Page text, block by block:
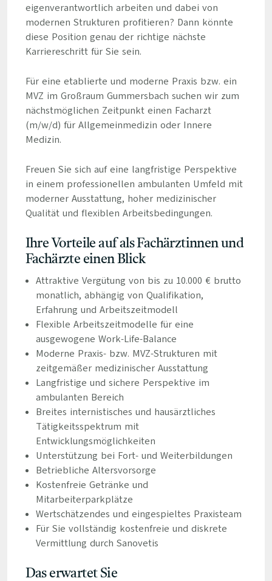
eigenverantwortlich arbeiten und dabei von
modernen Strukturen profitieren? Dann könnte
diese Position genau der richtige nächste
Karriereschritt für Sie sein.
Für eine etablierte und moderne Praxis bzw. ein
MVZ im Großraum Gummersbach suchen wir zum
nächstmöglichen Zeitpunkt einen Facharzt
(m/w/d) für Allgemeinmedizin oder Innere
Medizin.
Freuen Sie sich auf eine langfristige Perspektive
in einem professionellen ambulanten Umfeld mit
moderner Ausstattung, hoher medizinischer
Qualität und flexiblen Arbeitsbedingungen.
Ihre Vorteile auf als Fachärztinnen und
Fachärzte einen Blick
Attraktive Vergütung von bis zu 10.000 € brutto
monatlich, abhängig von Qualifikation,
Erfahrung und Arbeitszeitmodell
Flexible Arbeitszeitmodelle für eine
ausgewogene Work-Life-Balance
Moderne Praxis- bzw. MVZ-Strukturen mit
zeitgemäßer medizinischer Ausstattung
Langfristige und sichere Perspektive im
ambulanten Bereich
Breites internistisches und hausärztliches
Tätigkeitsspektrum mit
Entwicklungsmöglichkeiten
Unterstützung bei Fort- und Weiterbildungen
Betriebliche Altersvorsorge
Kostenfreie Getränke und
Mitarbeiterparkplätze
Wertschätzendes und eingespieltes Praxisteam
Für Sie vollständig kostenfreie und diskrete
Vermittlung durch Sanovetis
Das erwartet Sie